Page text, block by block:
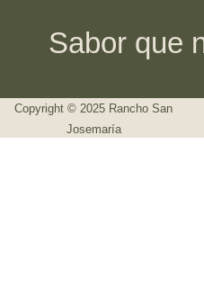
Sabor que
Copyright © 2025 Rancho San
Josemaría